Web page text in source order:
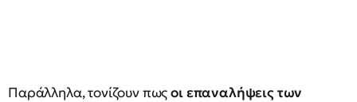
Παράλληλα, τονίζουν πωςοι επαναλήψεις των